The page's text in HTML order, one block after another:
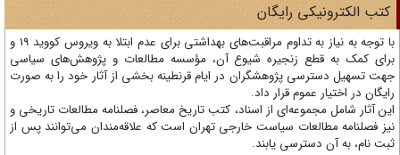
الکترونیکی رایگان
با توجه به نیاز به تداوم مراقبت‌های بهداشتی برای عدم ابتلا به ویروس کووید 19 و
کمک به قطع زنجیره شیوع آن، مؤسسه مطالعات و پژوهش‌های سیاسی
تسهیل دسترسی پژوهشگران در ایام قرنطینه بخشی از آثار خود را به صورت
در اختیار عموم قرار داد.
آثار شامل مجموعه‌ای از اسناد، کتب تاریخ معاصر، فصلنامه‌ مطالعات تاریخی و
فصلنامه مطالعات سیاست خارجی تهران است که علاقه‌مندان می‌توانند پس از
نام، به آن دسترسی یابند.